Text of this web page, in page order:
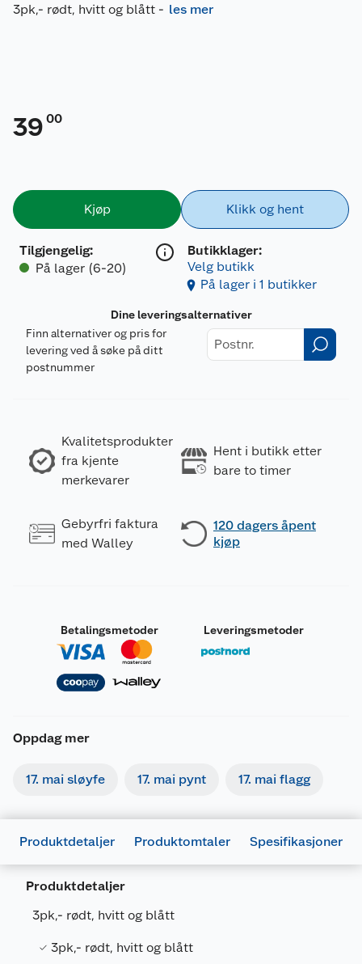
3pk,- rødt, hvitt og blått - les mer
39 00
Kjøp
Tilgjengelig:
På lager (6-20)
Klikk og hent
Butikklager:
Velg butikk
På lager i 1 butikker
Dine leveringsalternativer
Finn alternativer og pris for
levering ved å søke på ditt
postnummer
Kvalitetsprodukter
fra kjente
merkevarer
Hent i butikk etter
bare to timer
Gebyrfri faktura
med Walley
120 dagers åpent
kjøp
Betalingsmetoder Leveringsmetoder
Oppdag mer
17. mai sløyfe 17. mai pynt 17. mai flagg
Produktdetaljer Produktomtaler Spesifikasjoner
Produktdetaljer
3pk,- rødt, hvitt og blått
3pk,- rødt, hvitt og blått
Artikkelnummer
Bruttovekt